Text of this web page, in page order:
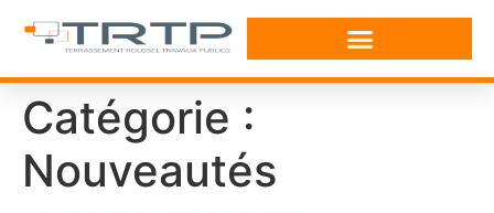
Catégorie :
Nouveautés